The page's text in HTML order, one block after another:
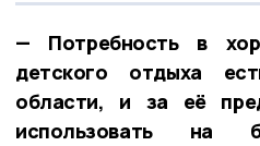
— Потребность в
детского отдыха
области, и за её
использовать на